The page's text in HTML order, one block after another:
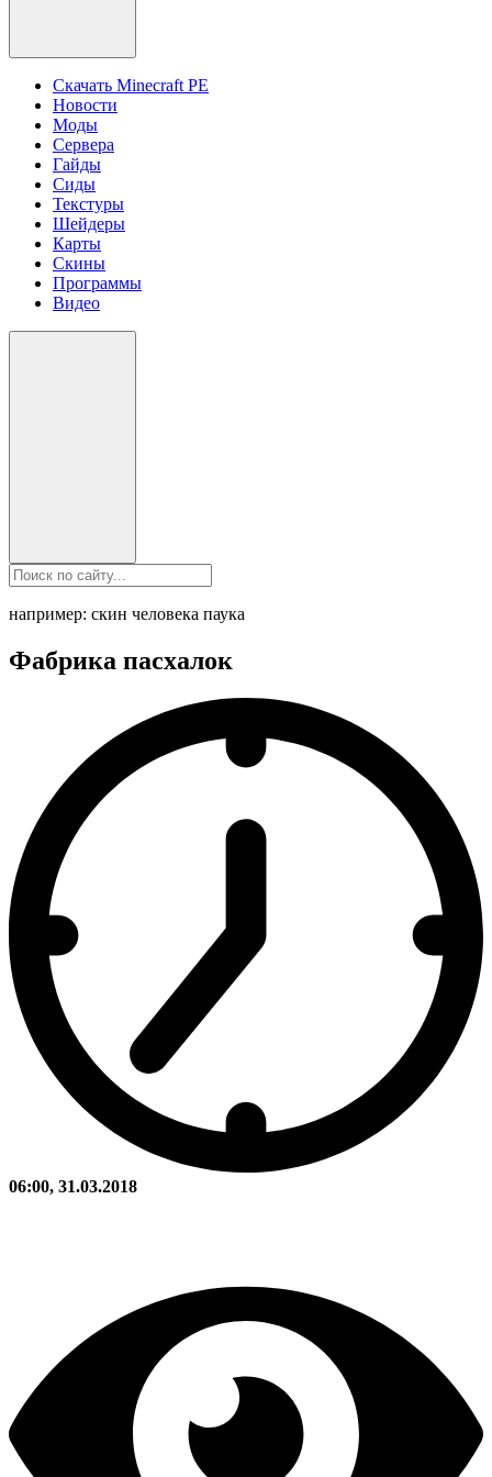
Скачать Minecraft PE
Новости
Моды
Сервера
Гайды
Сиды
Текстуры
Шейдеры
Карты
Скины
Программы
Видео
например: скин человека паука
Фабрика пасхалок
06:00, 31.03.2018